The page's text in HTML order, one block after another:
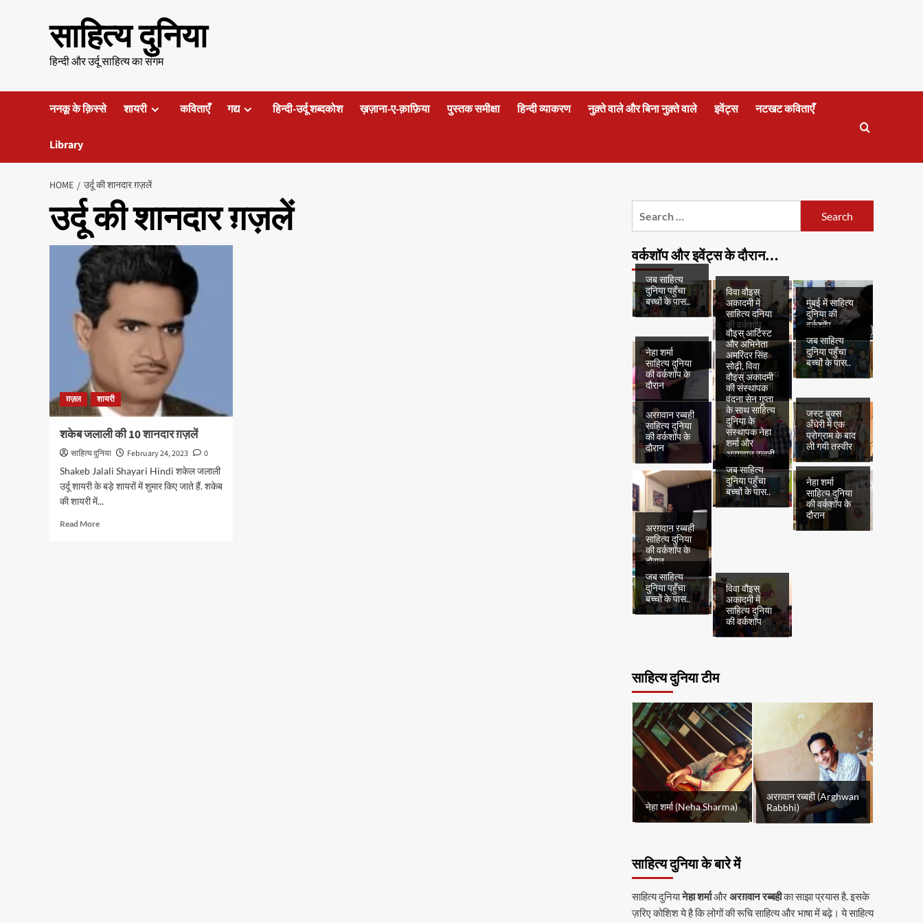
साहित्य दुनिया
हिन्दी और उर्दू साहित्य का संगम
ननकू के क़िस्से शायरी कविताएँ गद्य हिन्दी-उर्दू शब्दकोश ख़ज़ाना-ए-क़ाफ़िया पुस्तक समीक्षा हिन्दी व्याकरण नुक़्ते वाले और बिना नुक़्ते वाले इवेंट्स नटखट कविताएँ
Library
HOME उर्दू की शानदार ग़ज़लें
उर्दू की शानदार ग़ज़लें
ग़ज़ल शायरी
शकेब जलाली की 10 शानदार ग़ज़लें
साहित्य दुनिया February 24, 2023
0
Shakeb Jalali Shayari Hindi शकेल जलाली
उर्दू शायरी के बड़े शायरों में शुमार किए जाते हैं. शकेब
की शायरी में...
Read MoreRead
वर्कशॉप और इवेंट्स के दौरान…
जब साहित्य
दुनिया पहुँचा
बच्चों के पास..
विवा वौइस्
अकादमी में
साहित्य दुनिया
की वर्कशॉप
मुंबई में साहित्य
दुनिया की
वर्कशॉप
नेहा शर्मा
साहित्य दुनिया
की वर्कशॉप के
दौरान
नेहा शर्मा के साथ
वंदना सेन गुप्ता
जब साहित्य
दुनिया पहुँचा
बच्चों के पास..
अरग़वान रब्बही
साहित्य दुनिया
की वर्कशॉप के
दौरान
वौइस् आर्टिस्ट
और अभिनेता
अमरिंदर सिंह
सोढ़ी, विवा
वौइस् अकादमी
की संस्थापक
वंदना सेन गुप्ता
के साथ साहित्य
दुनिया के
संस्थापक नेहा
शर्मा और
अरग़वान रब्बही
जस्ट बुक्स
अँधेरी में एक
प्रोग्राम के बाद
ली गयी तस्वीर
अरग़वान रब्बही
साहित्य दुनिया
की वर्कशॉप के
दौरान
जब साहित्य
दुनिया पहुँचा
बच्चों के पास..
नेहा शर्मा
साहित्य दुनिया
की वर्कशॉप के
दौरान
जब साहित्य
दुनिया पहुँचा
बच्चों के पास..
विवा वौइस्
अकादमी में
साहित्य दुनिया
की वर्कशॉप
साहित्य दुनिया टीम
नेहा शर्मा (Neha Sharma)
अरग़वान रब्बही (Arghwan
Rabbhi)
साहित्य दुनिया के बारे में
साहित्य दुनियानेहा शर्माऔरअरग़वान रब्बहीका साझा प्रयास है. इसके
ज़रिए कोशिश ये है कि लोगों की रूचि साहित्य और भाषा में बढ़े। ये साहित्य